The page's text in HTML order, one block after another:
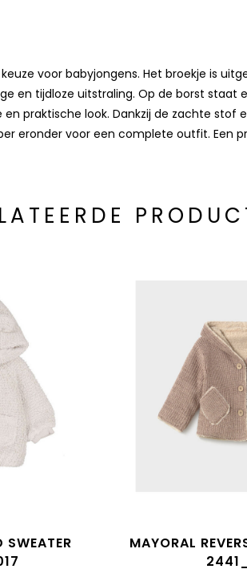
voor babyjongens. Het broekje is
en tijdloze uitstraling. Op de borst
praktische look. Dankzij de zachte
eronder voor een complete outfit.
SWEATER
MAYORAL